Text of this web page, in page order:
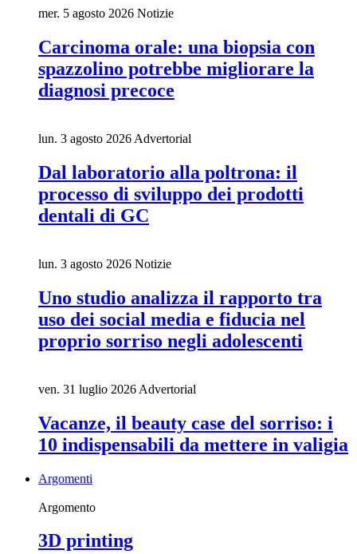
mer. 5 agosto 2026 Notizie
Carcinoma orale: una biopsia con
spazzolino potrebbe migliorare la
diagnosi precoce
lun. 3 agosto 2026 Advertorial
Dal laboratorio alla poltrona: il
processo di sviluppo dei prodotti
dentali di GC
lun. 3 agosto 2026 Notizie
Uno studio analizza il rapporto tra
uso dei social media e fiducia nel
proprio sorriso negli adolescenti
ven. 31 luglio 2026 Advertorial
Vacanze, il beauty case del sorriso: i
10 indispensabili da mettere in valigia
Argomenti
Argomento
3D printing